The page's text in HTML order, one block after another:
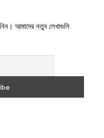
আমাদের নতুন লেখাগুলি